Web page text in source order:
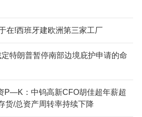
在!西班牙建欧洲第三家工厂
特朗普暂停南部边境庇护申请的命
P—K：中钨高新CFO胡佳超年薪超
货/总资产周转率持续下降